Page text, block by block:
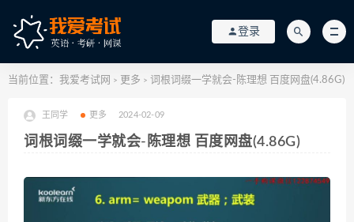
登录
当前位置： 我爱考试网 > 更多 > 词根词缀一学就会-陈理想 百度网盘(4.86G)
王同学 更多 2024-02-09
词根词缀一学就会-陈理想 百度网盘(4.86G)